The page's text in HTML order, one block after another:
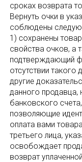
сроках возврата
Вернуть очки в
соблюдены
1) сохранены
свойства очков, а
подтверждающий
отсутствии
другие
данного продавца,
банковского
позволяющие
оплата вами
третьего лица,
освобождает
возврат